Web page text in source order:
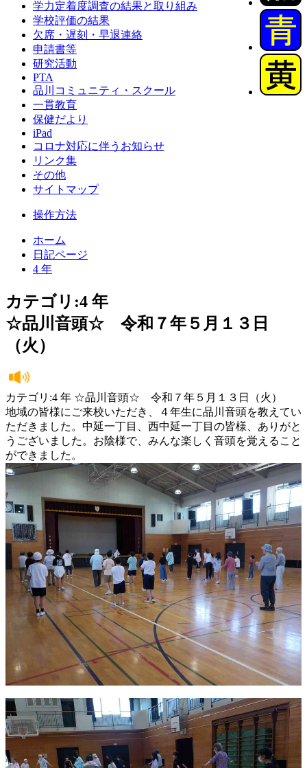
学力定着度調査の結果と取り組み
学校評価の結果
欠席・遅刻・早退連絡
申請書等
研究活動
PTA
品川コミュニティ・スクール
一貫教育
保健だより
iPad
コロナ対応に伴うお知らせ
リンク集
その他
サイトマップ
操作方法
ホーム
日記ページ
4 年
カテゴリ:4 年
☆品川音頭☆ 令和７年５月１３日
（火）
カテゴリ:4 年 ☆品川音頭☆ 令和７年５月１３日（火）
地域の皆様にご来校いただき、４年生に品川音頭を教えてい
ただきました。中延一丁目、西中延一丁目の皆様、ありがと
うございました。お陰様で、みんな楽しく音頭を覚えること
ができました。